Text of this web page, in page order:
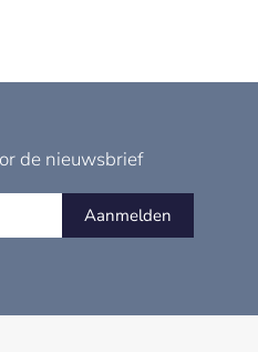
de nieuwsbrief
Aanmelden